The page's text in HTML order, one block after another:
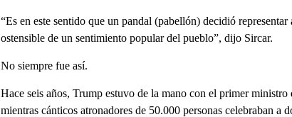
“Es en este sentido que un pandal (pabellón) decidió
ostensible de un sentimiento popular del pueblo”, dijo Sircar.
No siempre fue así.
Hace seis años, Trump estuvo de la mano con el primer
mientras cánticos atronadores de 50.000 personas celebraban a